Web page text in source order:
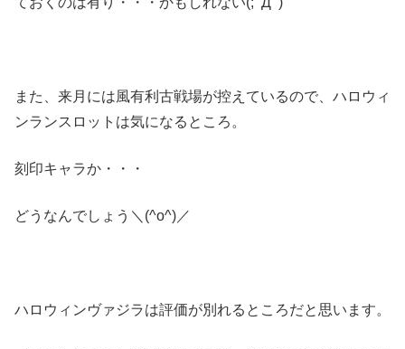
また、来月には風有利古戦場が控えているので、ハロウィ
ンランスロットは気になるところ。
刻印キャラか・・・
どうなんでしょう＼(^o^)／
ハロウィンヴァジラは評価が別れるところだと思います。